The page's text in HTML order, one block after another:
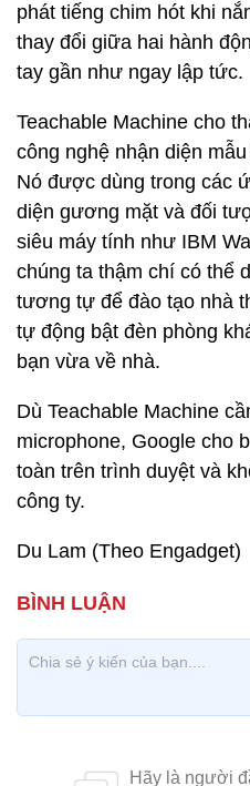
phát tiếng chim hót khi
thay đổi giữa hai hành
tay gần như ngay lập tức.
Teachable Machine cho
công nghệ nhận diện
Nó được dùng trong các
diện gương mặt và đối
siêu máy tính như IBM
chúng ta thậm chí có thể
tương tự để đào tạo nhà
tự động bật đèn phòng
bạn vừa về nhà.
Dù Teachable Machine
microphone, Google cho
toàn trên trình duyệt và
công ty.
Du Lam (Theo Engadget)